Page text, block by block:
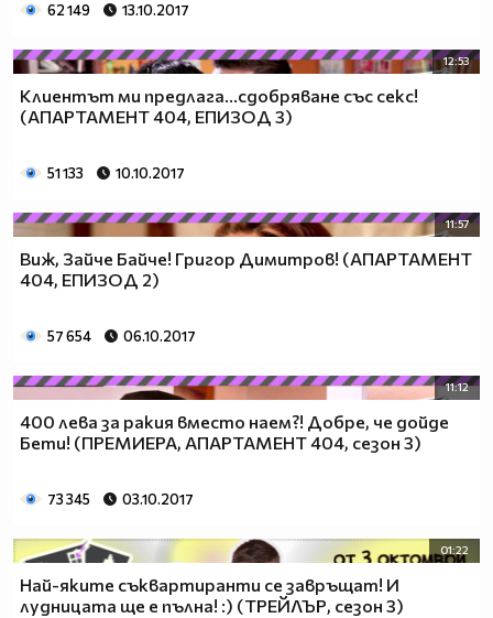
62 149 13.10.2017
12:53
Клиентът ми предлага...сдобряване със секс!
(АПАРТАМЕНТ 404, ЕПИЗОД 3)
51 133 10.10.2017
11:57
Виж, Зайче Байче! Григор Димитров! (АПАРТАМЕНТ
404, ЕПИЗОД 2)
57 654 06.10.2017
11:12
400 лева за ракия вместо наем?! Добре, че дойде
Бети! (ПРЕМИЕРА, АПАРТАМЕНТ 404, сезон 3)
73 345 03.10.2017
01:22
Най-яките съквартиранти се завръщат! И
лудницата ще е пълна! :) (ТРЕЙЛЪР, сезон 3)